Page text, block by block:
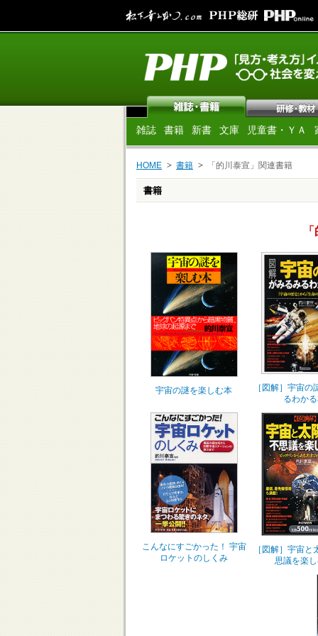
雑誌 書籍 新書 文庫 児童書・ＹＡ
HOME 書籍 「的川泰宣」関連書籍
書籍
宇宙の謎を楽しむ本
［図解］宇宙の
るわか
こんなにすごかった！ 宇宙
ロケットのしくみ
［図解］宇宙と
思議を楽